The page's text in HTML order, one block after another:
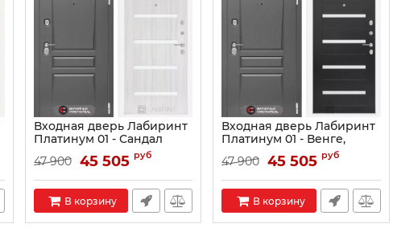
Входная дверь Лабиринт
Платинум 01 - Сандал
белый, стекло белое
Артикул: 0002602
47 900 45 505 руб
В корзину
Входная дверь Лабиринт
Платинум 01 - Венге,
Артикул: 0002603
47 900 45 505 руб
В корзину